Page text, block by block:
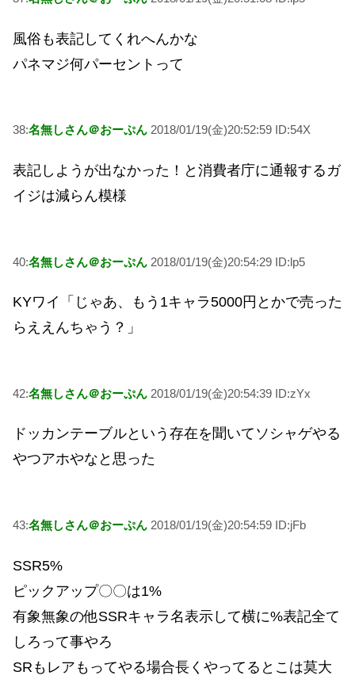
風俗も表記してくれへんかな
パネマジ何パーセントって
38:名無しさん＠おーぷん 2018/01/19(金)20:52:59 ID:54X
表記しようが出なかった！と消費者庁に通報するガ
イジは減らん模様
40:名無しさん＠おーぷん 2018/01/19(金)20:54:29 ID:lp5
KYワイ「じゃあ、もう1キャラ5000円とかで売った
らええんちゃう？」
42:名無しさん＠おーぷん 2018/01/19(金)20:54:39 ID:zYx
ドッカンテーブルという存在を聞いてソシャゲやる
やつアホやなと思った
43:名無しさん＠おーぷん 2018/01/19(金)20:54:59 ID:jFb
SSR5%
ピックアップ〇〇は1%
有象無象の他SSRキャラ名表示して横に%表記全て
しろって事やろ
SRもレアもってやる場合長くやってるとこは莫大